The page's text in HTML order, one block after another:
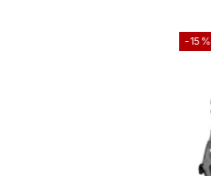
-15%